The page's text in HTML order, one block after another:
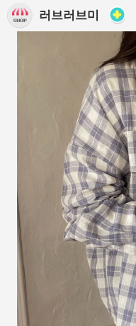
러브러브미